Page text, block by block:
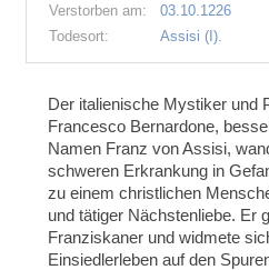
Verstorben am:
03.10.1226
Todesort:
Assisi (I).
Der italienische Mystiker und
Francesco Bernardone,
Namen Franz von Assisi,
schweren Erkrankung in
zu einem christlichen
und tätiger Nächstenliebe. Er
Franziskaner und widmete
Einsiedlerleben auf den